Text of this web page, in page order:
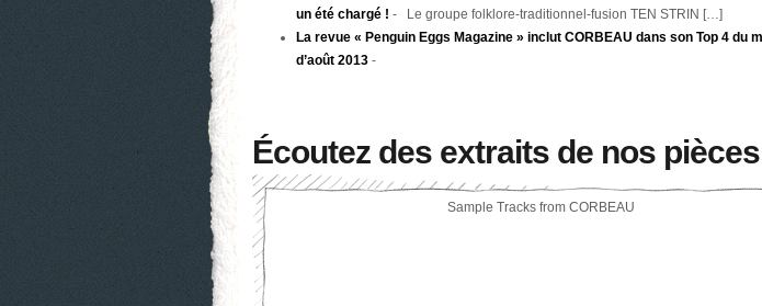
un été chargé ! -
Le groupe folklore-traditionnel-fusion TEN STRIN […]
La revue « Penguin Eggs Magazine » inclut CORBEAU dans son Top 4 du
d’août 2013 -
Écoutez des extraits de nos
Sample Tracks from CORBEAU